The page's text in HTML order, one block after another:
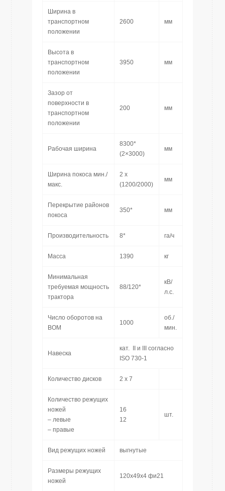
Ширина в
транспортном
положении
2600 мм
Высота в
транспортном
положении
3950 мм
Зазор от
поверхности в
транспортном
положении
200 мм
Рабочая ширина
8300*
(2×3000)
мм
Ширина покоса мин./
макс.
2 x
(1200/2000)
мм
Перекрытие районов
покоса
350* мм
Производительность 8* га/ч
Масса 1390 кг
Минимальная
требуемая мощность
трактора
88/120*
кВ/
л.с.
Число оборотов на
ВОМ
1000
об./
мин.
Навеска
кат. II и III согласно
ISO 730-1
Количество дисков 2 х 7
Количество режущих
ножей
– левые
– правые
16
12
шт.
Вид режущих ножей выгнутые
Размеры режущих
ножей
120х49х4 фи21